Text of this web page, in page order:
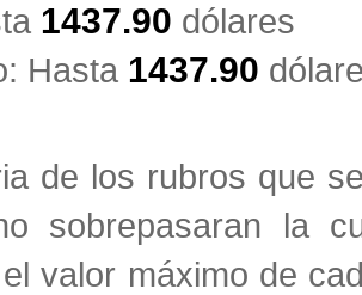
1437.90 dólares
Hasta 1437.90
de los rubros que
sobrepasaran la
valor máximo de